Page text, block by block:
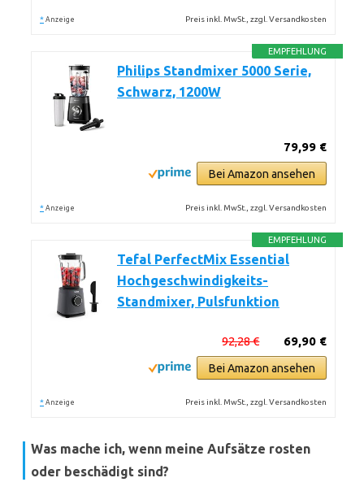
* Anzeige Preis inkl. MwSt., zzgl. Versandkosten
EMPFEHLUNG
Philips Standmixer 5000 Serie,
Schwarz, 1200W
79,99 €
Bei Amazon ansehen
* Anzeige Preis inkl. MwSt., zzgl. Versandkosten
EMPFEHLUNG
Tefal PerfectMix Essential
Hochgeschwindigkeits-
Standmixer, Pulsfunktion
69,90 €
92,28 €
Bei Amazon ansehen
* Anzeige Preis inkl. MwSt., zzgl. Versandkosten
Was mache ich, wenn meine Aufsätze rosten
oder beschädigt sind?